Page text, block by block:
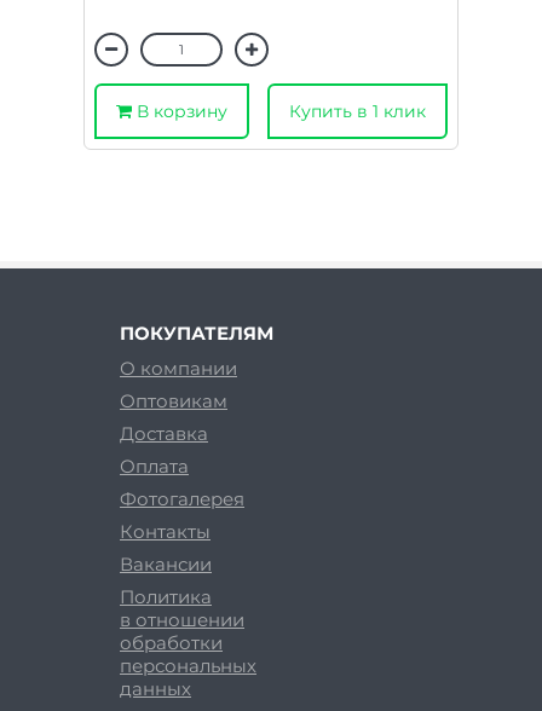
В корзину Купить в 1 клик
ПОКУПАТЕЛЯМ
О компании
Оптовикам
Доставка
Оплата
Фотогалерея
Контакты
Вакансии
Политика
в отношении
обработки
персональных
данных